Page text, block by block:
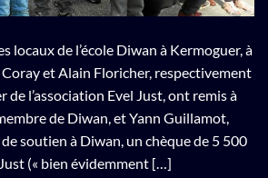
locaux de l’école Diwan à Kermoguer, à
et Alain Floricher, respectivement
l’association Evel Just, ont remis à
de Diwan, et Yann Guillamot,
soutien à Diwan, un chèque de 5 500
(« bien évidemment […]